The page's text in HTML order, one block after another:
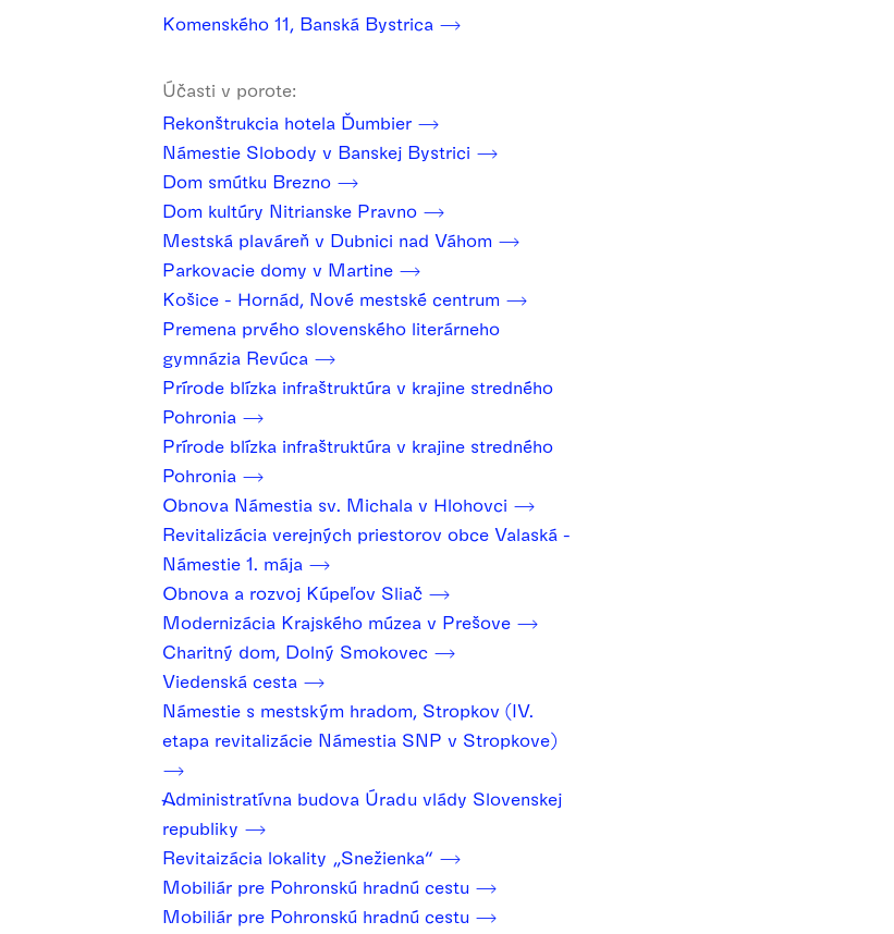
Komenského 11, Banská Bystrica
Účasti v porote:
Rekonštrukcia hotela Ďumbier
Námestie Slobody v Banskej Bystrici
Dom smútku Brezno
Dom kultúry Nitrianske Pravno
Mestská plaváreň v Dubnici nad Váhom
Parkovacie domy v Martine
Košice - Hornád, Nové mestské centrum
Premena prvého slovenského literárneho
gymnázia Revúca
Prírode blízka infraštruktúra v krajine stredného
Pohronia
Prírode blízka infraštruktúra v krajine stredného
Pohronia
Obnova Námestia sv. Michala v Hlohovci
Revitalizácia verejných priestorov obce Valaská -
Námestie 1. mája
Obnova a rozvoj Kúpeľov Sliač
Modernizácia Krajského múzea v Prešove
Charitný dom, Dolný Smokovec
Viedenská cesta
Námestie s mestským hradom, Stropkov (IV.
etapa revitalizácie Námestia SNP v Stropkove)
Administratívna budova Úradu vlády Slovenskej
republiky
Revitaizácia lokality „Snežienka“
Mobiliár pre Pohronskú hradnú cestu
Mobiliár pre Pohronskú hradnú cestu